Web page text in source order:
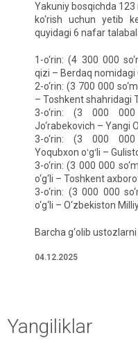
Yakuniy bosqichda
ko‘rish uchun yetib
quyidagi 6 nafar
1-o‘rin: (4 300 000
qizi – Berdaq
2-o‘rin: (3 700 000
– Toshkent shahridagi
3-o‘rin: (3 000 000
Jo‘rabekovich – Yangi
3-o‘rin: (3 000 000
Yoqubxon oʻgʻli –
3-o‘rin: (3 000 000
o‘g‘li – Toshkent
3-o‘rin: (3 000 000
o‘g‘li – O‘zbekiston
Barcha g‘olib
04.12.2025
Yangiliklar